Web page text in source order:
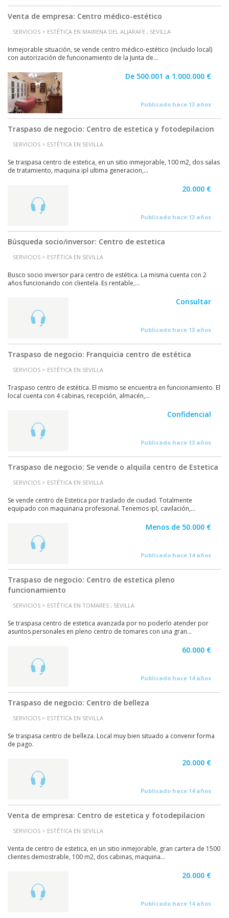
Venta de empresa: Centro médico-estético
SERVICIOS > ESTÉTICA EN MAIRENA DEL ALJARAFE , SEVILLA
Inmejorable situación, se vende centro médico-estético (incluido local)
con autorización de funcionamiento de la Junta de...
De 500.001 a 1.000.000 €
Publicado hace 13 años
Traspaso de negocio: Centro de estetica y fotodepilacion
SERVICIOS > ESTÉTICA EN SEVILLA
Se traspasa centro de estetica, en un sitio inmejorable, 100 m2, dos salas
de tratamiento, maquina ipl ultima generacion,...
20.000 €
Publicado hace 13 años
Búsqueda socio/inversor: Centro de estetica
SERVICIOS > ESTÉTICA EN SEVILLA
Busco socio inversor para centro de estética. La misma cuenta con 2
años funcionando con clientela. Es rentable,...
Consultar
Publicado hace 13 años
Traspaso de negocio: Franquicia centro de estética
SERVICIOS > ESTÉTICA EN SEVILLA
Traspaso centro de estética. El mismo se encuentra en funcionamiento. El
local cuenta con 4 cabinas, recepción, almacén,...
Confidencial
Publicado hace 13 años
Traspaso de negocio: Se vende o alquila centro de Estetica
SERVICIOS > ESTÉTICA EN SEVILLA
Se vende centro de Estetica por traslado de ciudad. Totalmente
equipado con maquinaria profesional. Tenemos ipl, cavilación,...
Menos de 50.000 €
Publicado hace 14 años
Traspaso de negocio: Centro de estetica pleno
funcionamiento
SERVICIOS > ESTÉTICA EN TOMARES , SEVILLA
Se traspasa centro de estetica avanzada por no poderlo atender por
asuntos personales en pleno centro de tomares con una gran...
60.000 €
Publicado hace 14 años
Traspaso de negocio: Centro de belleza
SERVICIOS > ESTÉTICA EN SEVILLA
Se traspasa centro de belleza. Local muy bien situado a convenir forma
de pago.
20.000 €
Publicado hace 14 años
Venta de empresa: Centro de estetica y fotodepilacion
SERVICIOS > ESTÉTICA EN SEVILLA
Venta de centro de estetica, en un sitio inmejorable, gran cartera de 1500
clientes demostrable, 100 m2, dos cabinas, maquina...
20.000 €
Publicado hace 14 años